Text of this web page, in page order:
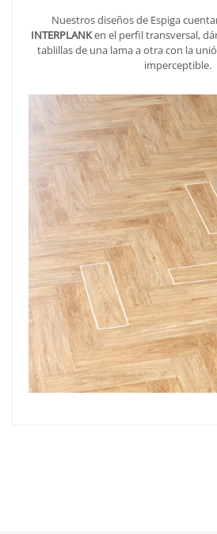
Nuestros diseños de Espiga
INTERPLANKen el perfil transversal,
tablillas de una lama a otra con la
imperceptible.